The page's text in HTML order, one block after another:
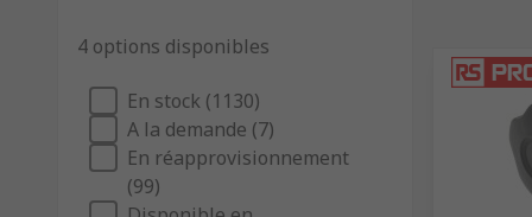
Volants et manivelles
Les volants et manivelles permettent d'appliquer
sécurité, ouvrir et fermer une vanne, etc. Les
solidaires ou bien la poignée peut elle-même pivoter.
4 options disponibles
En stock (1130)
A la demande (7)
En réapprovisionnement
(99)